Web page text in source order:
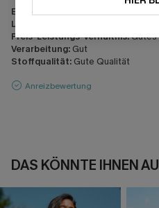
Erscheinung:
Leistung:
Preis-Leistungs-Verhältnis:Gutes
Verarbeitung: Gut
Stoffqualität: Gute Qualität
Anreizbewertung
DAS KÖNNTE IHNEN